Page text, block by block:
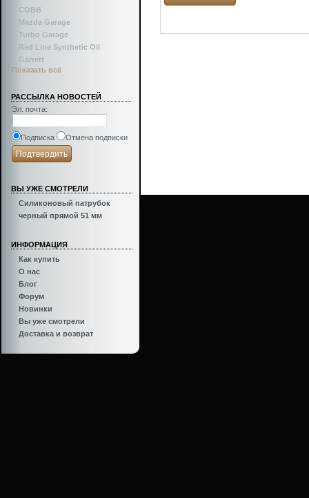
COBB
Mazda Garage
Turbo Garage
Red Line Synthetic Oil
Garrett
Показать всё
РАССЫЛКА НОВОСТЕЙ
Эл. почта:
Подписка Отмена подписки
ВЫ УЖЕ СМОТРЕЛИ
Силиконовый патрубок
черный прямой 51 мм
ИНФОРМАЦИЯ
Как купить
О нас
Блог
Форум
Новинки
Вы уже смотрели
Доставка и возврат
Inspired by Turbo Garage